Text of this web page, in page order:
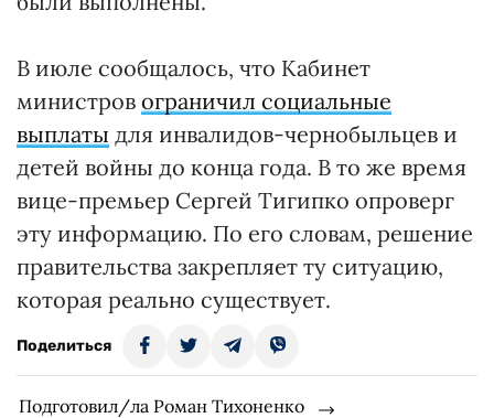
В июле сообщалось, что Кабинет
министров ограничил социальные
выплаты для инвалидов-чернобыльцев и
детей войны до конца года. В то же время
вице-премьер Сергей Тигипко опроверг
эту информацию. По его словам, решение
правительства закрепляет ту ситуацию,
которая реально существует.
Поделиться
Подготовил/ла Роман Тихоненко